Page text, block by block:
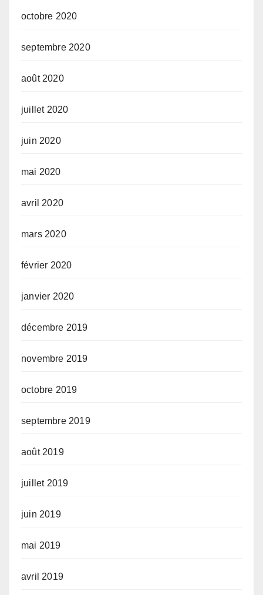
octobre 2020
septembre 2020
août 2020
juillet 2020
juin 2020
mai 2020
avril 2020
mars 2020
février 2020
janvier 2020
décembre 2019
novembre 2019
octobre 2019
septembre 2019
août 2019
juillet 2019
juin 2019
mai 2019
avril 2019